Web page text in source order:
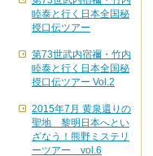
睦泰と行く日本全国秘
授口伝ツアー
第73世武内宿禰・竹内
睦泰と行く日本全国秘
授口伝ツアー Vol.2
2015年7月 黄泉還りの
聖地 黎明日本へとい
ざなう！熊野ミステリ
ーツアー vol.6